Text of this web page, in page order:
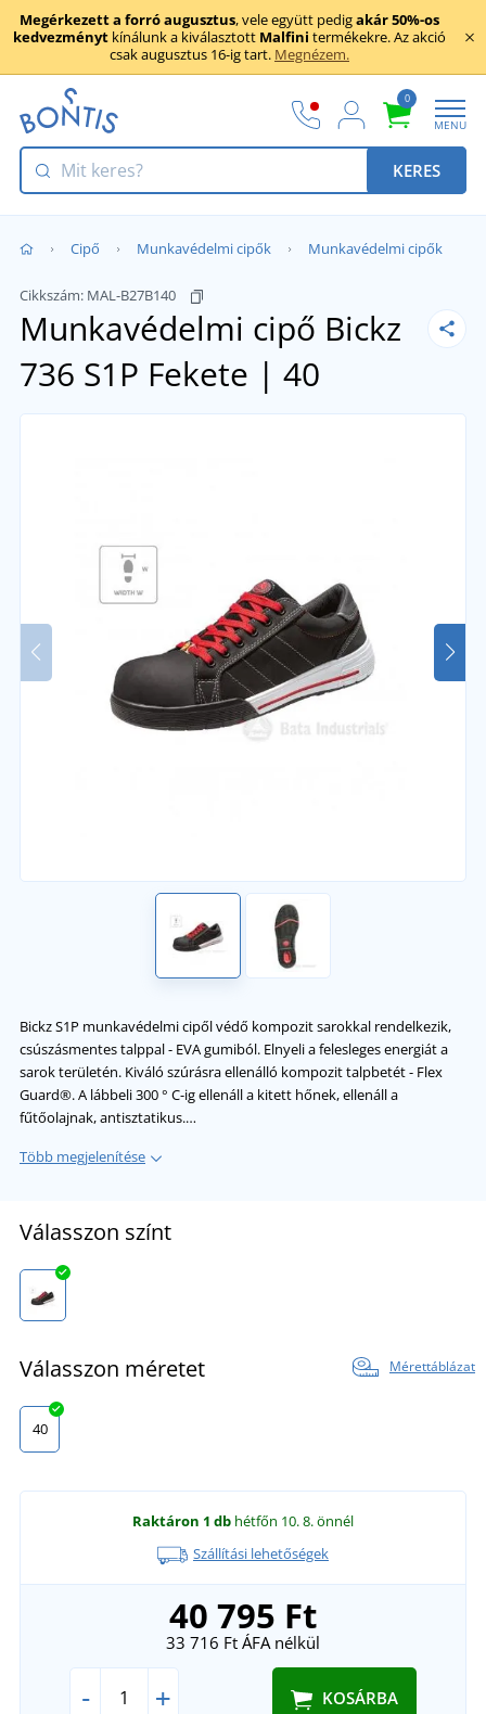
Megérkezett a forró augusztus, vele együtt pedigakár 50%-os
kedvezményt kínálunk a kiválasztott Malfini termékekre. Az akció
csak augusztus 16-ig tart. Megnézem.
0
MENU
KERES
Cipő Munkavédelmi cipők Munkavédelmi cipők
Cikkszám: MAL-B27B140
Munkavédelmi cipő Bickz
736 S1P Fekete | 40
Bickz S1P munkavédelmi cipől védő kompozit sarokkal rendelkezik,
csúszásmentes talppal - EVA gumiból. Elnyeli a felesleges energiát a
sarok területén. Kiváló szúrásra ellenálló kompozit talpbetét - Flex
Guard®. A lábbeli 300 ° C-ig ellenáll a kitett hőnek, ellenáll a
fűtőolajnak, antisztatikus.…
Több megjelenítése
Válasszon színt
Válasszon méretet Mérettáblázat
40
Raktáron 1 db hétfőn 10. 8.önnél
Szállítási lehetőségek
40 795 Ft
33 716 Ft ÁFA nélkül
- + KOSÁRBA